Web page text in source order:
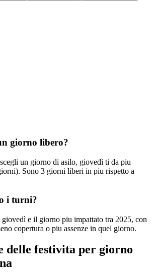
giorno libero?
un giorno di asilo, giovedì ti da piu
Sono 3 giorni liberi in piu rispetto a
i turni?
e il giorno piu impattato tra 2025, con
copertura o piu assenze in quel giorno.
delle festivita per giorno